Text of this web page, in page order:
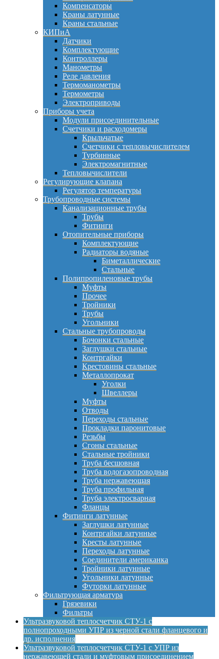
Компенсаторы
Краны латунные
Краны стальные
КИПиА
Датчики
Комплектующие
Контроллеры
Манометры
Реле давления
Термоманометры
Термометры
Электроприводы
Приборы учета
Модули присоединительные
Счетчики и расходомеры
Крыльчатые
Счетчики с тепловычислителем
Турбинные
Электромагнитные
Тепловычислители
Регулирующие клапана
Регулятор температуры
Трубопроводные системы
Канализационные трубы
Трубы
Фитинги
Отопительные приборы
Комплектующие
Радиаторы водяные
Биметаллические
Стальные
Полипропиленовые трубы
Муфты
Прочее
Тройники
Трубы
Угольники
Стальные трубопроводы
Бочонки стальные
Заглушки стальные
Контргайки
Крестовины стальные
Металлопрокат
Уголки
Швеллеры
Муфты
Отводы
Переходы стальные
Прокладки паронитовые
Резьбы
Сгоны стальные
Стальные тройники
Труба бесшовная
Труба водогазопроводная
Труба нержавеющая
Труба профильная
Труба электросварная
Фланцы
Фитинги латунные
Заглушки латунные
Контргайки латунные
Кресты латунные
Переходы латунные
Соединители американка
Тройники латунные
Угольники латунные
Футорки латунные
Фильтрующая арматура
Грязевики
Фильтры
Ультразвуковой теплосчетчик СТУ-1 с
полнопроходными УПР из черной стали фланцевого и
др. исполнения
Ультразвуковой теплосчетчик СТУ-1 с УПР из
нержавеющей стали и муфтовым присоединением